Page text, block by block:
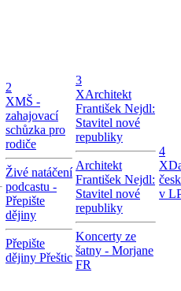
2
XMŠ -
zahajovací
schůzka pro
rodiče
Živé natáčení
podcastu -
Přepište
dějiny
Přepište
dějiny Přeštic
3
XArchitekt
František Nejdl:
Stavitel nové
republiky
Architekt
František Nejdl:
Stavitel nové
republiky
Koncerty ze
šatny - Morjane
FR
4
X
v